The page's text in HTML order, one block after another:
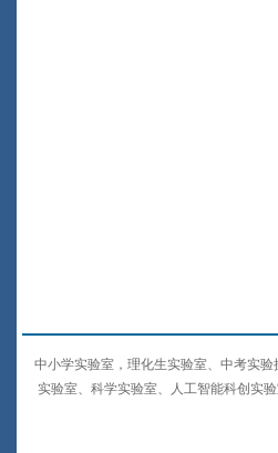
中小学实验室，理化生实验室、中考实
实验室、科学实验室、人工智能科创实